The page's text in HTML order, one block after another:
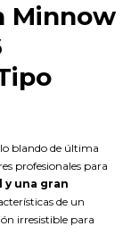
Minnow
blando de última
profesionales para
una gran
de un
irresistible para